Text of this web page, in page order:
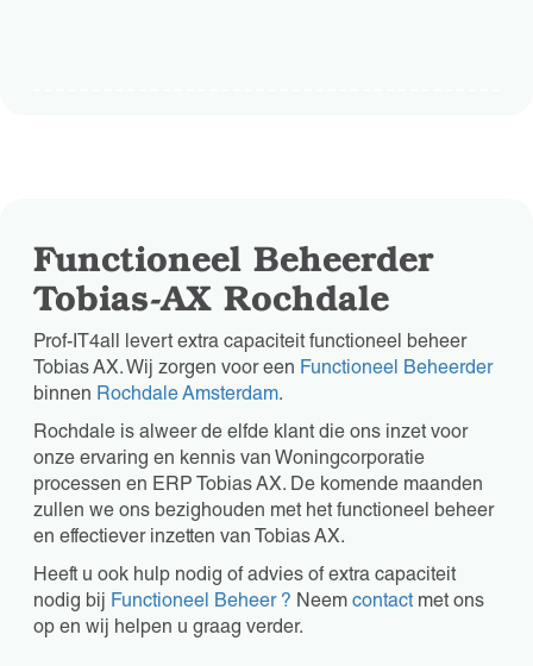
Functioneel Beheerder
Tobias-AX Rochdale
Prof-IT4all levert extra capaciteit functioneel beheer
Tobias AX. Wij zorgen voor een Functioneel Beheerder
binnen Rochdale Amsterdam.
Rochdale is alweer de elfde klant die ons inzet voor
onze ervaring en kennis van Woningcorporatie
processen en ERP Tobias AX. De komende maanden
zullen we ons bezighouden met het functioneel beheer
en effectiever inzetten van Tobias AX.
Heeft u ook hulp nodig of advies of extra capaciteit
nodig bij Functioneel Beheer ? Neem contact met ons
op en wij helpen u graag verder.